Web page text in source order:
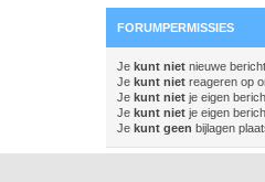
FORUMPERMISSIES
Je kunt niet nieuwe
Je kunt niet reageren op
Je kunt niet je eigen
Je kunt niet je eigen
Je kunt geen bijlagen